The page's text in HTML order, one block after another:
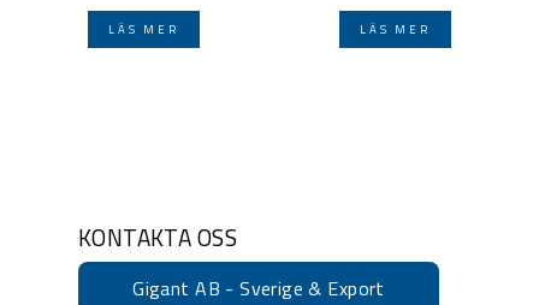
LÄS MER LÄS MER
KONTAKTA OSS
Gigant AB - Sverige & Export